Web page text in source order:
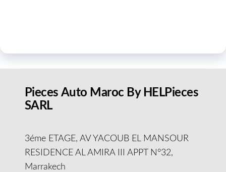
Pieces Auto Maroc By HELPieces
SARL
3éme ETAGE, AV YACOUB EL MANSOUR
RESIDENCE AL AMIRA III APPT N°32,
Marrakech